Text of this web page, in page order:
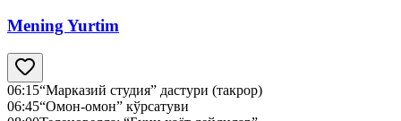
Mening Yurtim
06:15“Марказий студия” дастури (такрор)
06:45“Омон-омон” кўрсатуви